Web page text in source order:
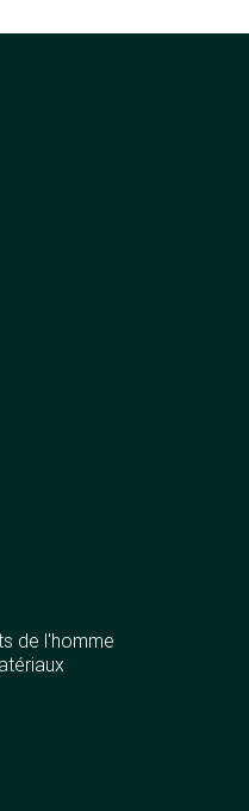
de l'homme